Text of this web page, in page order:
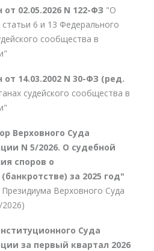
02.05.2026 N 122-ФЗ "О
6 и 13 Федерального
сообщества в
14.03.2002 N 30-ФЗ (ред.
судейского сообщества в
Верховного Суда
N 5/2026. О судебной
споров о
за 2025 год"
Верховного Суда
Суда
за первый квартал 2026